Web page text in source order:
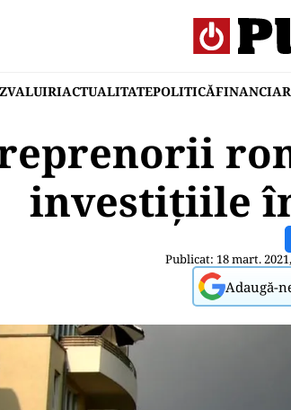
ACTUALITATEPOLITICĂFINANCIAR
investițiile
Publicat: 18 mart.
Adaugă-